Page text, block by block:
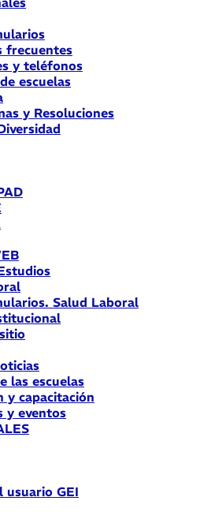
frecuentes
y teléfonos
escuelas
y Resoluciones
Salud Laboral
las escuelas
y capacitación
y eventos
usuario GEI